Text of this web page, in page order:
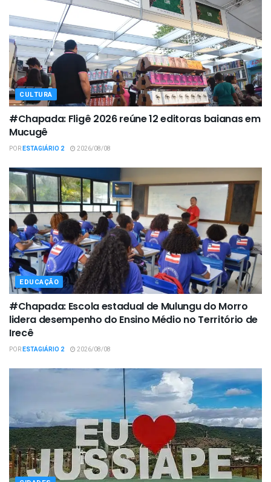
CULTURA
#Chapada: Fligê 2026 reúne 12 editoras baianas em
Mucugê
PORESTAGIÁRIO 2 2026/08/08
EDUCAÇÃO
#Chapada: Escola estadual de Mulungu do Morro
lidera desempenho do Ensino Médio no Território de
Irecê
PORESTAGIÁRIO 2 2026/08/08